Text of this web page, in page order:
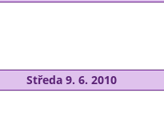
Středa 9. 6. 2010